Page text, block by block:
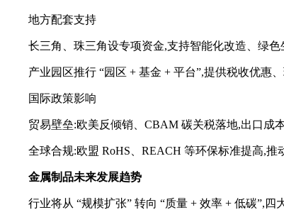
地方配套支持
长三角、珠三角设专项资金,支持智能化改造、绿色
产业园区推行 “园区 + 基金 + 平台”,提供税收优惠
国际政策影响
贸易壁垒:欧美反倾销、CBAM 碳关税落地,出口成
全球合规:欧盟 RoHS、REACH 等环保标准提高,推
金属制品未来发展趋势
行业将从 “规模扩张” 转向 “质量 + 效率 + 低碳”,四